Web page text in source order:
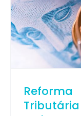
Reforma